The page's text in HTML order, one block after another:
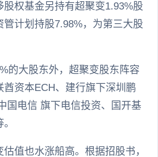
权基金另持有超聚变1.93%股
计划持股7.98%，为第三大股
的大股东外，超聚变股东阵容
资本ECH、建行旗下深圳鹏
国电信 旗下电信投资、国开基
值也水涨船高。根据招股书，